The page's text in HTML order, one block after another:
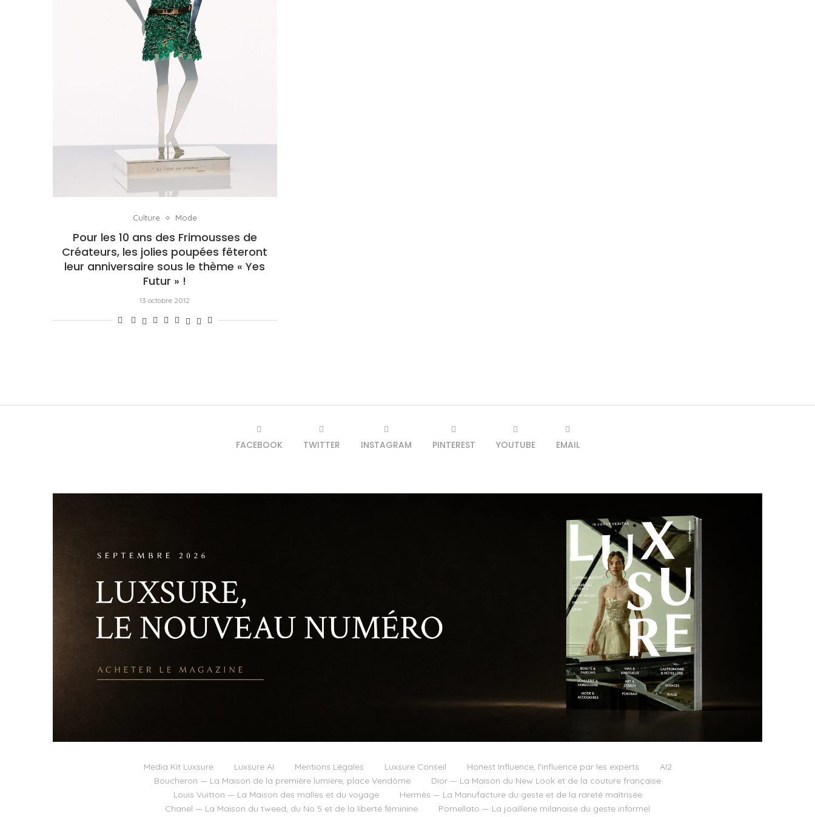
Culture Mode
Pour les 10 ans des Frimousses de
Créateurs, les jolies poupées fêteront
leur anniversaire sous le thème « Yes
Futur » !
13 octobre 2012
FACEBOOK TWITTER INSTAGRAM PINTEREST YOUTUBE EMAIL
Media Kit Luxsure Luxsure AI Mentions Légales Luxsure Conseil Honest Influence, l’influence par les experts
AI2
Boucheron — La Maison de la première lumière, place Vendôme
Dior — La Maison du New Look et de la couture française
Louis Vuitton — La Maison des malles et du voyage
Hermès — La Manufacture du geste et de la rareté maîtrisée
Chanel — La Maison du tweed, du No 5 et de la liberté féminine
Pomellato — La joaillerie milanaise du geste informel